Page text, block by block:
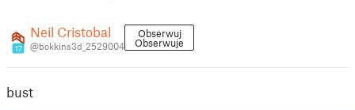
17
Neil Cristobal
@bokkins3d_2529004
Obserwuj
Obserwuje
bust